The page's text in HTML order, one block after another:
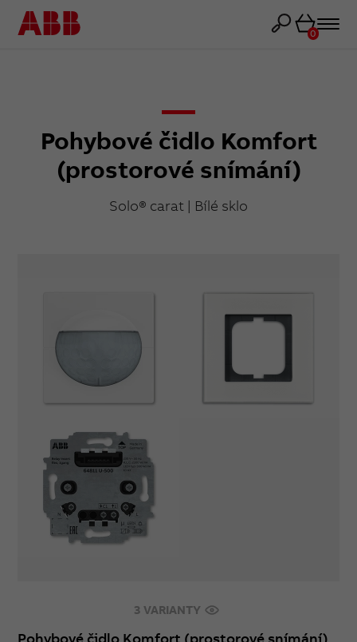
Košík
0
Pohybové čidlo Komfort
(prostorové snímání)
Solo® carat | Bílé sklo
3 VARIANTY